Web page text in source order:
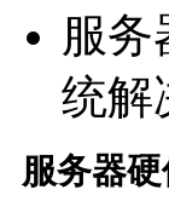
服务
统解
服务器硬